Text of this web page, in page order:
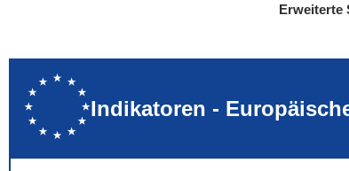
Erweiterte
Indikatoren -